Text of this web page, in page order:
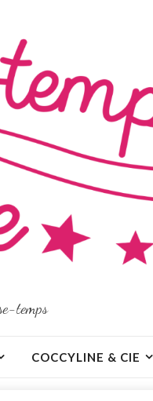
temps
COCCYLINE & CIE